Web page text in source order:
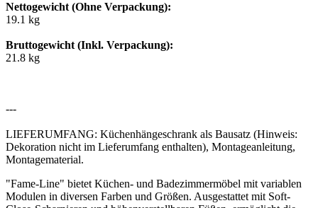
Nettogewicht (Ohne Verpackung):
19.1 kg
Bruttogewicht (Inkl. Verpackung):
21.8 kg
---
LIEFERUMFANG: Küchenhängeschrank als Bausatz (Hinweis:
Dekoration nicht im Lieferumfang enthalten), Montageanleitung,
Montagematerial.
"Fame-Line" bietet Küchen- und Badezimmermöbel mit variablen
Modulen in diversen Farben und Größen. Ausgestattet mit Soft-